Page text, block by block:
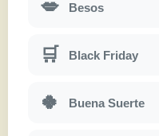
💋 Besos
🛒 Black Friday
🍀 Buena Suerte